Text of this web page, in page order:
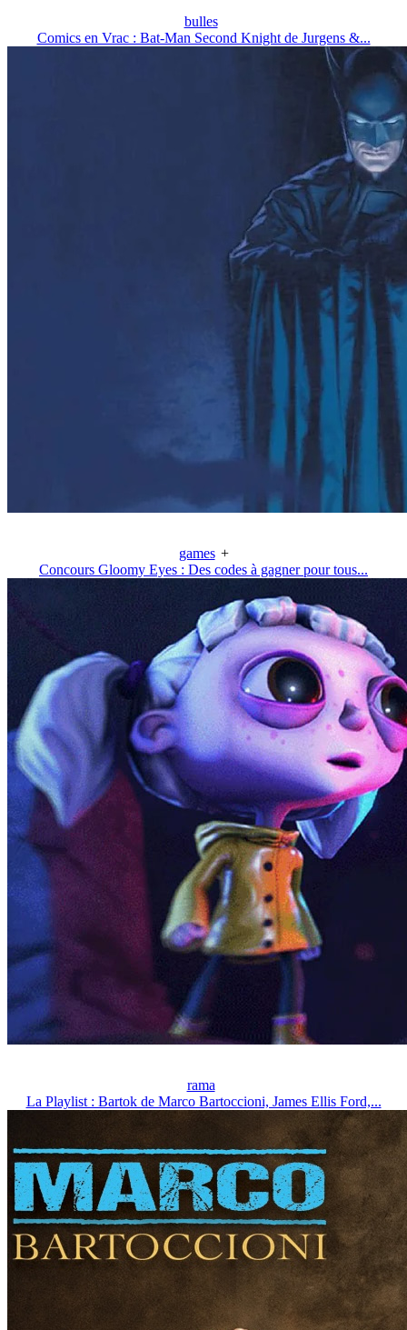
bulles
Comics en Vrac : Bat-Man Second Knight de Jurgens &...
games +
Concours Gloomy Eyes : Des codes à gagner pour tous...
rama
La Playlist : Bartok de Marco Bartoccioni, James Ellis Ford,...